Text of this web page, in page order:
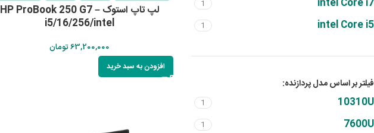
intel Core i7
1
intel Core i5
1
فیلتر بر اساس مدل پردازنده:
10310U
1
7600U
1
لپ تاپ استوک HP ProBook 250 G7 –
i5/16/256/intel
63,200,000تومان
افزودن به سبد خرید